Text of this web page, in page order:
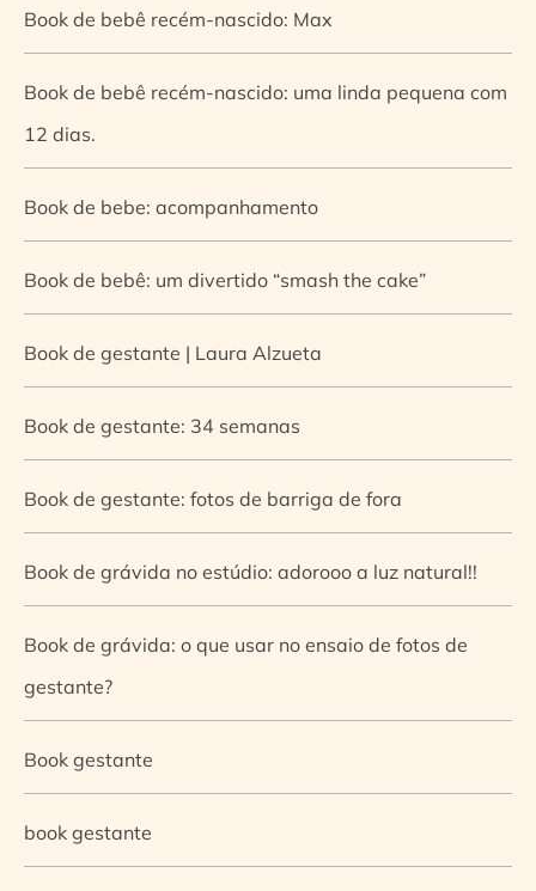
Book de bebê recém-nascido: Max
Book de bebê recém-nascido: uma linda pequena com
12 dias.
Book de bebe: acompanhamento
Book de bebê: um divertido “smash the cake”
Book de gestante | Laura Alzueta
Book de gestante: 34 semanas
Book de gestante: fotos de barriga de fora
Book de grávida no estúdio: adorooo a luz natural!!
Book de grávida: o que usar no ensaio de fotos de
gestante?
Book gestante
book gestante